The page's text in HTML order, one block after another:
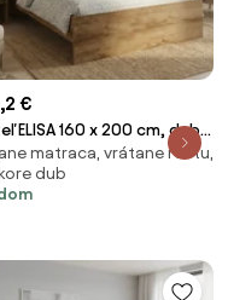
€
ELISA 160 x 200 cm, dub
Rošt: S lamelovým
Matrac: Matrac DELUXE
matraca, vrátane roštu,
dub